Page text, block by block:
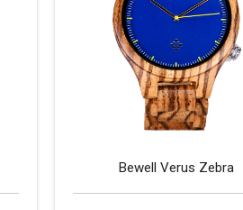
Bewell Verus Zebra